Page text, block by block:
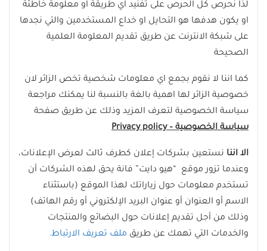
لذا نحرص كل الحرص على تفنيد اي طريقة او معلومة خاطئة
او يكون هدفها هو التحايل او خداع المستخدمين والتي نجدها
على شبكة الانترنت عن طريق تقديم المعلومة العلمية
الصحيحة
كما اننا لا نقوم بجمع اي معلومات شخصية تخص الزائر لان
خصوصية الزائر لها اهمية بالغة بالنسبة لنا يمكنك مراجعة
سياسة الخصوصية لتعرف المزيد وذلك عن طريق صفحة
سياسة الخصوصية– Privacy policy
الا اننا نستعين بشركات إعلان كطرف ثالث لعرض الإعلانات،
وعندما تزور موقع “هيو دايت” فانة يحق لهذه الشركات أن
تستخدم معلومات حول زياراتك لهذا الموقع (باستثناء
الاسم أو العنوان أو عنوان البريد الإلكتروني أو رقم الهاتف)
وذلك من أجل تقديم إعلانات حول البضائع والمنتجات
والخدمات التي تهمك عن طريق ملف تعريف الارتباط.